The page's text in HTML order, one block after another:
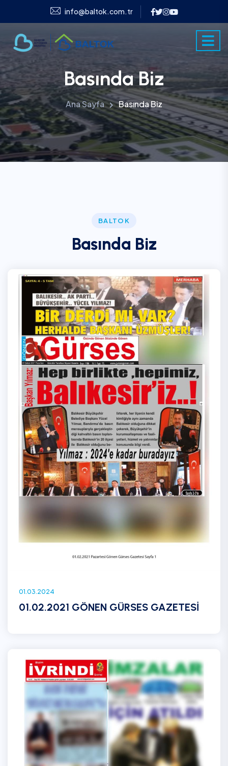
info@baltok.com.tr
Basında Biz
Ana Sayfa Basında Biz
BALTOK
Basında Biz
01.03.2024
01.02.2021 GÖNEN GÜRSES GAZETESİ